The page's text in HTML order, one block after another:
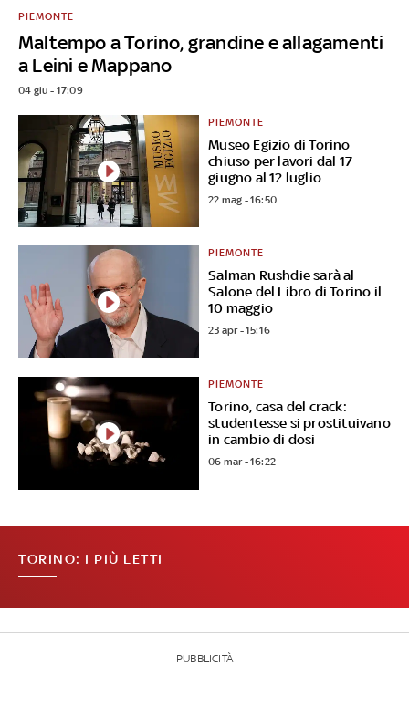
Maltempo a Torino, grandine e allagamenti
a Leini e Mappano
PIEMONTE
04 giu - 17:09
Museo Egizio di Torino
chiuso per lavori dal 17
giugno al 12 luglio
PIEMONTE
22 mag - 16:50
Salman Rushdie sarà al
Salone del Libro di Torino il
10 maggio
PIEMONTE
23 apr - 15:16
Torino, casa del crack:
studentesse si prostituivano
in cambio di dosi
PIEMONTE
06 mar - 16:22
TORINO: I PIÙ LETTI
PUBBLICITÀ